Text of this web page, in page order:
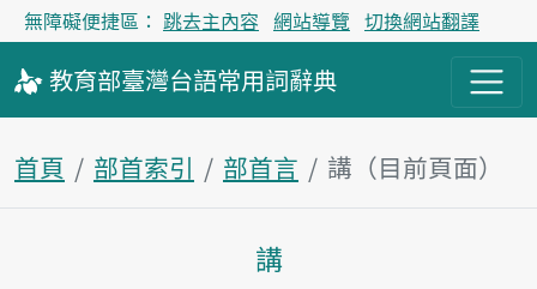
無障礙便捷區： 跳去主內容 網站導覽 切換網站翻譯
教育部臺灣台語常用詞辭典
首頁 部首索引 部首言 講（目前頁面）
主內容區塊
講